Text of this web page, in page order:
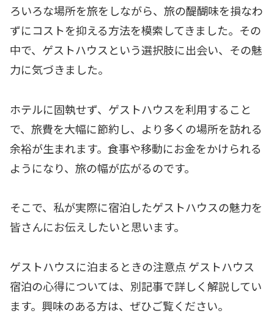
ろいろな場所を旅をしながら、旅の醍醐味を損なわ
ずにコストを抑える方法を模索してきました。その
中で、ゲストハウスという選択肢に出会い、その魅
力に気づきました。
ホテルに固執せず、ゲストハウスを利用すること
で、旅費を大幅に節約し、より多くの場所を訪れる
余裕が生まれます。食事や移動にお金をかけられる
ようになり、旅の幅が広がるのです。
そこで、私が実際に宿泊したゲストハウスの魅力を
皆さんにお伝えしたいと思います。
ゲストハウスに泊まるときの注意点 ゲストハウス
宿泊の心得については、別記事で詳しく解説してい
ます。興味のある方は、ぜひご覧ください。